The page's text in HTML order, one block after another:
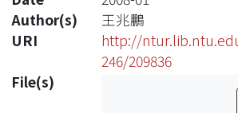
Author(s)
王兆鵬
URI
http://
246/209836
File(s)